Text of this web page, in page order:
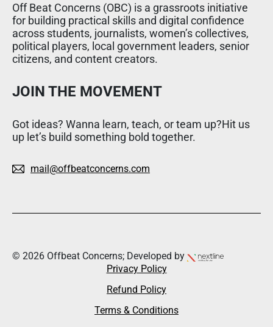
Off Beat Concerns (OBC) is a grassroots initiative
for building practical skills and digital confidence
across students, journalists, women’s collectives,
political players, local government leaders, senior
citizens, and content creators.
JOIN THE MOVEMENT
Got ideas? Wanna learn, teach, or team up?Hit us
up let’s build something bold together.
mail@offbeatconcerns.com
© 2026 Offbeat Concerns; Developed by
Privacy Policy
Refund Policy
Terms & Conditions